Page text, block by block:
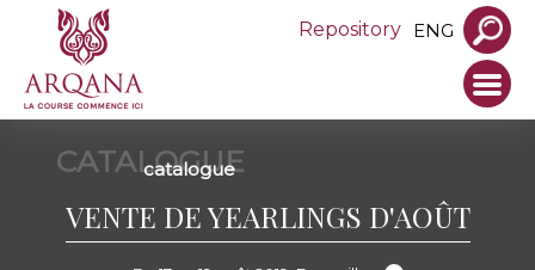
Repository ENG
CATALOGUE
catalogue
VENTE DE YEARLINGS D'AOÛT